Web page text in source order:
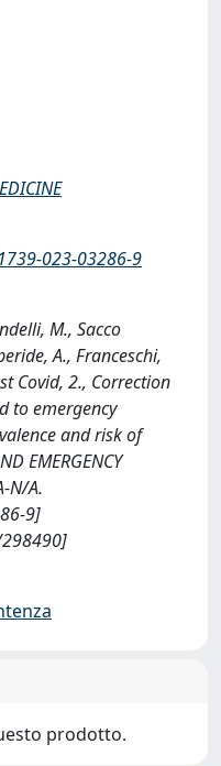
023-03286-9
M., Sacco
A., Franceschi,
Covid, 2., Correction
to emergency
and risk of
EMERGENCY
N/A.
9]
prodotto.